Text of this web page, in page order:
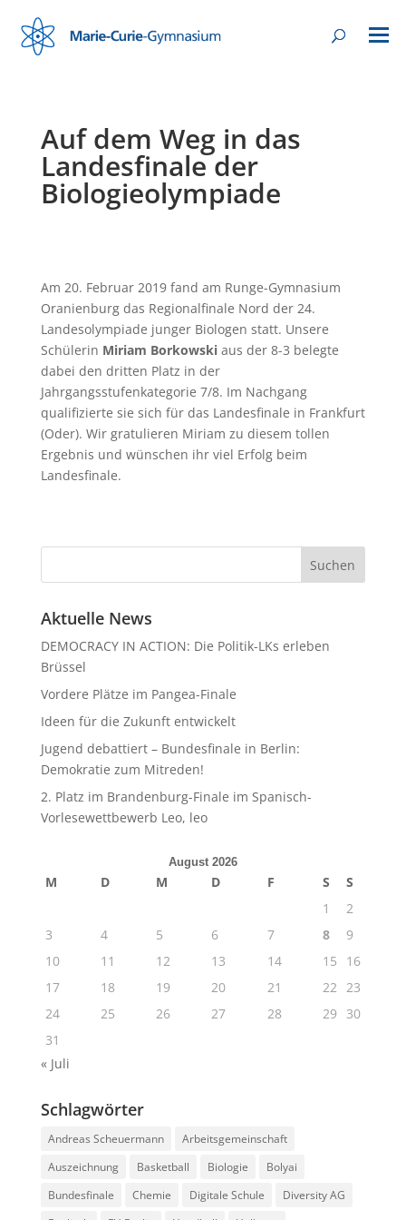
Auf dem Weg in das
Landesfinale der
Biologieolympiade
Am 20. Februar 2019 fand am Runge-Gymnasium
Oranienburg das Regionalfinale Nord der 24.
Landesolympiade junger Biologen statt. Unsere
Schülerin Miriam Borkowskiaus der 8-3 belegte
dabei den dritten Platz in der
Jahrgangsstufenkategorie 7/8. Im Nachgang
qualifizierte sie sich für das Landesfinale in Frankfurt
(Oder). Wir gratulieren Miriam zu diesem tollen
Ergebnis und wünschen ihr viel Erfolg beim
Landesfinale.
Aktuelle News
DEMOCRACY IN ACTION: Die Politik-LKs erleben
Brüssel
Vordere Plätze im Pangea-Finale
Ideen für die Zukunft entwickelt
Jugend debattiert – Bundesfinale in Berlin:
Demokratie zum Mitreden!
2. Platz im Brandenburg-Finale im Spanisch-
Vorlesewettbewerb Leo, leo
August 2026
M D M D F S
S
1
2
3
4 5 6 7 8
9
10
11 12 13 14 15
16
17
18 19 20 21 22 23
24
25 26 27 28 29
30
31
« Juli
Schlagwörter
Andreas Scheuermann
Arbeitsgemeinschaft
Auszeichnung
Basketball Biologie
Bolyai
Bundesfinale
Chemie Digitale Schule
Diversity AG